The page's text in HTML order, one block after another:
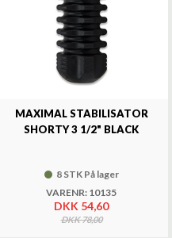
MAXIMAL STABILISATOR
SHORTY 3 1/2" BLACK
8 STK På lager
VARENR: 10135
DKK 54,60
DKK 78,00